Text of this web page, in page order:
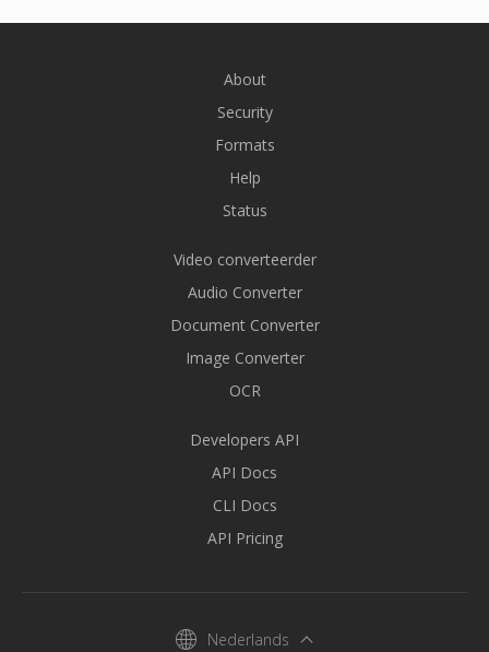
About
Security
Formats
Help
Status
Video converteerder
Audio Converter
Document Converter
Image Converter
OCR
Developers API
API Docs
CLI Docs
API Pricing
Nederlands